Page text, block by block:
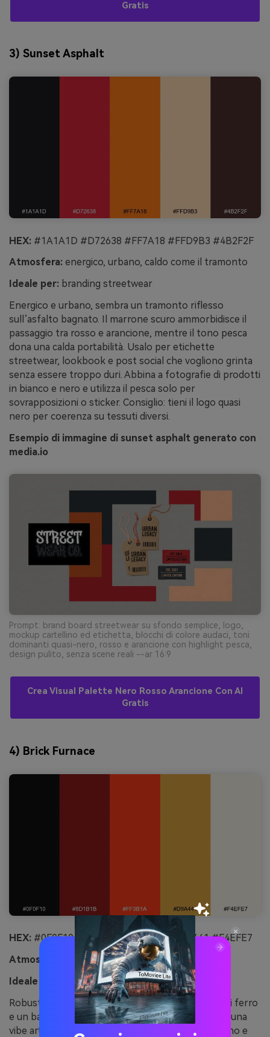
Gratis
3) Sunset Asphalt
HEX: #1A1A1D #D72638 #FF7A18 #FFD9B3 #4B2F2F
Atmosfera: energico, urbano, caldo come il tramonto
Ideale per: branding streetwear
Energico e urbano, sembra un tramonto riflesso
sull’asfalto bagnato. Il marrone scuro ammorbidisce il
passaggio tra rosso e arancione, mentre il tono pesca
dona una calda portabilità. Usalo per etichette
streetwear, lookbook e post social che vogliono grinta
senza essere troppo duri. Abbina a fotografie di prodotti
in bianco e nero e utilizza il pesca solo per
sovrapposizioni o sticker. Consiglio: tieni il logo quasi
nero per coerenza su tessuti diversi.
Esempio di immagine di sunset asphalt generato con
media.io
Prompt: brand board streetwear su sfondo semplice, logo,
mockup cartellino ed etichetta, blocchi di colore audaci, toni
dominanti quasi-nero, rosso e arancione con highlight pesca,
design pulito, senza scene reali --ar 16:9
Crea Visual Palette Nero Rosso Arancione Con AI
Gratis
4) Brick Furnace
HEX: #0F0F10 #8D1B1B #FF3B1A #D9A441 #F4EFE7
Atmosfera:
industriale, robusto, caldo
Ideale per:
design etichette birra artigianale
Robusto e caldo, evoca forni di mattoni, attrezzi di ferro
e un bagliore costante. La nota ambrata aggiunge una
vibe artigianale che si adatta a fermentazione, legno e